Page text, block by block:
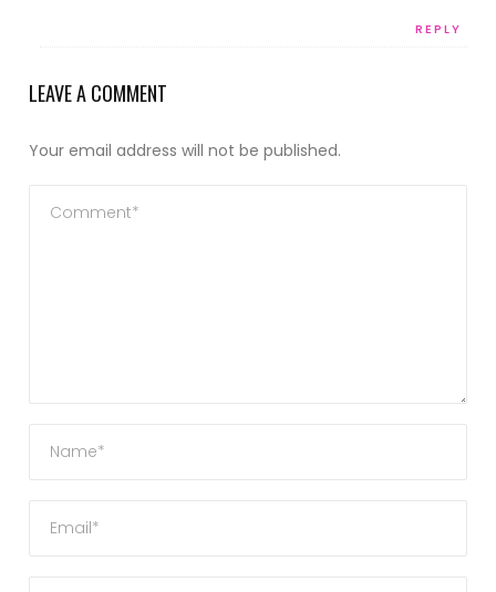
REPLY
LEAVE A COMMENT
Your email address will not be published.